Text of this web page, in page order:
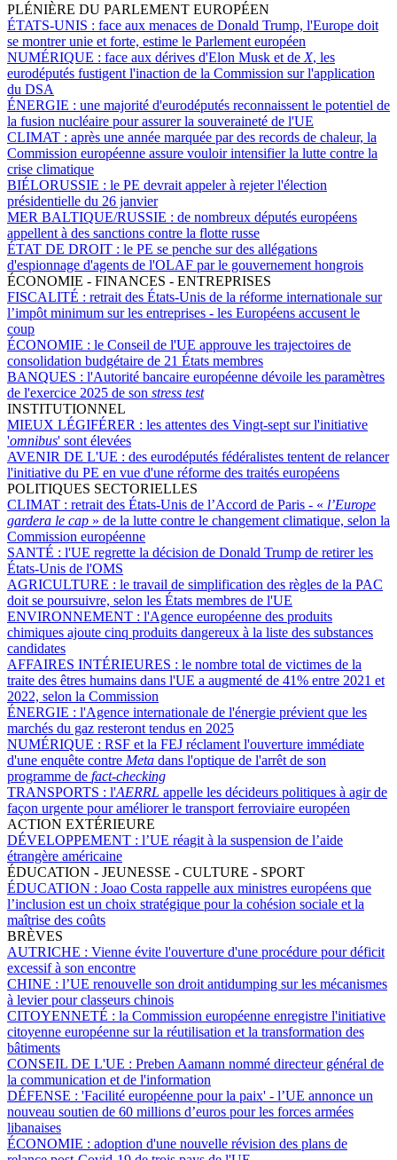
PLÉNIÈRE DU PARLEMENT EUROPÉEN
ÉTATS-UNIS : face aux menaces de Donald Trump, l'Europe doit
se montrer unie et forte, estime le Parlement européen
NUMÉRIQUE : face aux dérives d'Elon Musk et de X, les
eurodéputés fustigent l'inaction de la Commission sur l'application
du DSA
ÉNERGIE : une majorité d'eurodéputés reconnaissent le potentiel de
la fusion nucléaire pour assurer la souveraineté de l'UE
CLIMAT : après une année marquée par des records de chaleur, la
Commission européenne assure vouloir intensifier la lutte contre la
crise climatique
BIÉLORUSSIE : le PE devrait appeler à rejeter l'élection
présidentielle du 26 janvier
MER BALTIQUE/RUSSIE : de nombreux députés européens
appellent à des sanctions contre la flotte russe
ÉTAT DE DROIT : le PE se penche sur des allégations
d'espionnage d'agents de l'OLAF par le gouvernement hongrois
ÉCONOMIE - FINANCES - ENTREPRISES
FISCALITÉ : retrait des États-Unis de la réforme internationale sur
l’impôt minimum sur les entreprises - les Européens accusent le
coup
ÉCONOMIE : le Conseil de l'UE approuve les trajectoires de
consolidation budgétaire de 21 États membres
BANQUES : l'Autorité bancaire européenne dévoile les paramètres
de l'exercice 2025 de son stress test
INSTITUTIONNEL
MIEUX LÉGIFÉRER : les attentes des Vingt-sept sur l'initiative
'omnibus' sont élevées
AVENIR DE L'UE : des eurodéputés fédéralistes tentent de relancer
l'initiative du PE en vue d'une réforme des traités européens
POLITIQUES SECTORIELLES
CLIMAT : retrait des États-Unis de l’Accord de Paris - « l’Europe
gardera le cap » de la lutte contre le changement climatique, selon la
Commission européenne
SANTÉ : l'UE regrette la décision de Donald Trump de retirer les
États-Unis de l'OMS
AGRICULTURE : le travail de simplification des règles de la PAC
doit se poursuivre, selon les États membres de l'UE
ENVIRONNEMENT : l'Agence européenne des produits
chimiques ajoute cinq produits dangereux à la liste des substances
candidates
AFFAIRES INTÉRIEURES : le nombre total de victimes de la
traite des êtres humains dans l'UE a augmenté de 41% entre 2021 et
2022, selon la Commission
ÉNERGIE : l'Agence internationale de l'énergie prévient que les
marchés du gaz resteront tendus en 2025
NUMÉRIQUE : RSF et la FEJ réclament l'ouverture immédiate
d'une enquête contre Meta dans l'optique de l'arrêt de son
programme de fact-checking
TRANSPORTS : l'AERRL appelle les décideurs politiques à agir de
façon urgente pour améliorer le transport ferroviaire européen
ACTION EXTÉRIEURE
DÉVELOPPEMENT : l’UE réagit à la suspension de l’aide
étrangère américaine
ÉDUCATION - JEUNESSE - CULTURE - SPORT
ÉDUCATION : Joao Costa rappelle aux ministres européens que
l’inclusion est un choix stratégique pour la cohésion sociale et la
maîtrise des coûts
BRÈVES
AUTRICHE : Vienne évite l'ouverture d'une procédure pour déficit
excessif à son encontre
CHINE : l’UE renouvelle son droit antidumping sur les mécanismes
à levier pour classeurs chinois
CITOYENNETÉ : la Commission européenne enregistre l'initiative
citoyenne européenne sur la réutilisation et la transformation des
bâtiments
CONSEIL DE L'UE : Preben Aamann nommé directeur général de
la communication et de l'information
DÉFENSE : 'Facilité européenne pour la paix' - l’UE annonce un
nouveau soutien de 60 millions d’euros pour les forces armées
libanaises
ÉCONOMIE : adoption d'une nouvelle révision des plans de